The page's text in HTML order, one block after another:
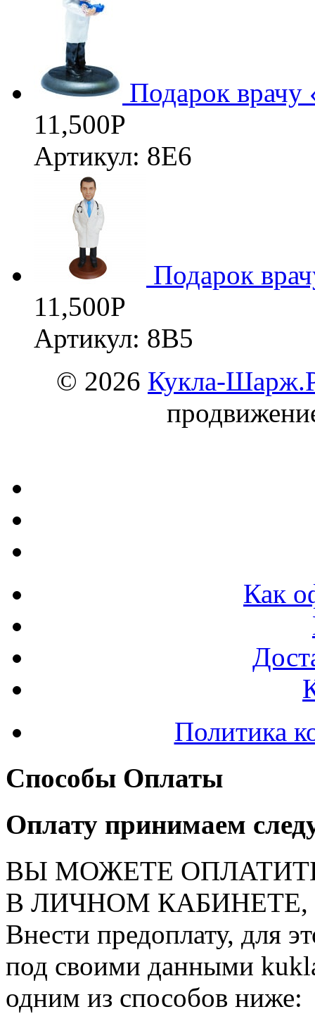
Подарок врачу
11,500Р
Артикул: 8Е6
Подарок
11,500Р
Артикул: 8В5
© 2026 Кукла-
Как
Политика
Способы Оплаты
Оплату принимаем
ВЫ МОЖЕТЕ
В ЛИЧНОМ КАБИНЕТЕ,
Внести предоплату, для
под своими данными
одним из способов ниже: